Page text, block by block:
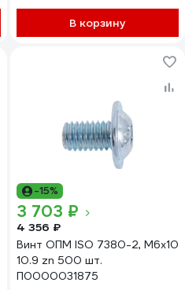
738022625 10В корзину
-15%
3 703 ₽
4 356 ₽
Винт ОПМ ISO 7380-2, М6x10
10.9 zn 500 шт.
П0000031875